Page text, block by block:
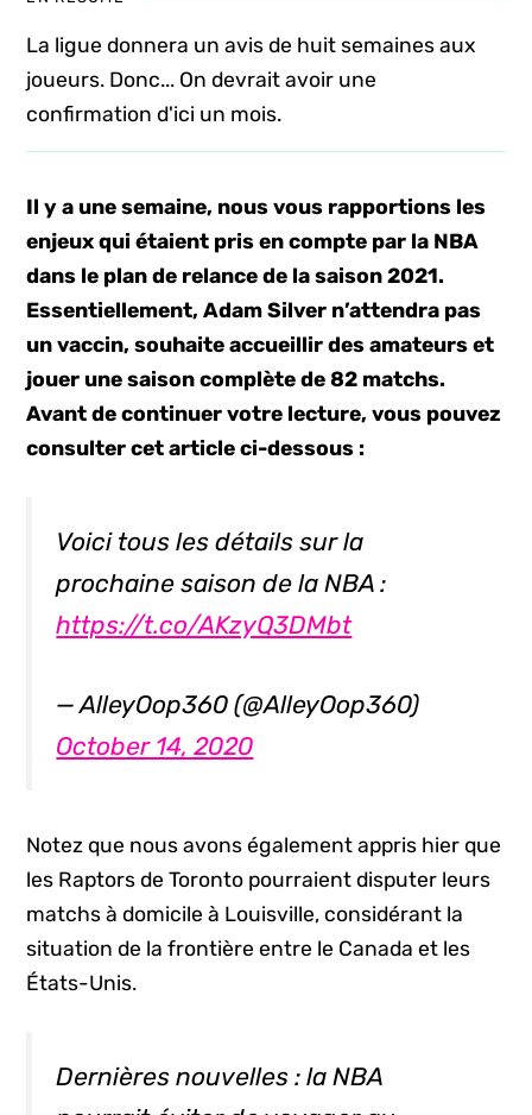
La ligue donnera un avis de huit semaines aux
joueurs. Donc... On devrait avoir une
confirmation d'ici un mois.
Il y a une semaine, nous vous rapportions les
enjeux qui étaient pris en compte par la NBA
dans le plan de relance de la saison 2021.
Essentiellement, Adam Silver n’attendra pas
un vaccin, souhaite accueillir des amateurs et
jouer une saison complète de 82 matchs.
Avant de continuer votre lecture, vous pouvez
consulter cet article ci-dessous :
Voici tous les détails sur la
prochaine saison de la NBA :
https://t.co/AKzyQ3DMbt
— AlleyOop360 (@AlleyOop360)
October 14, 2020
Notez que nous avons également appris hier que
les Raptors de Toronto pourraient disputer leurs
matchs à domicile à Louisville, considérant la
situation de la frontière entre le Canada et les
États-Unis.
Dernières nouvelles : la NBA